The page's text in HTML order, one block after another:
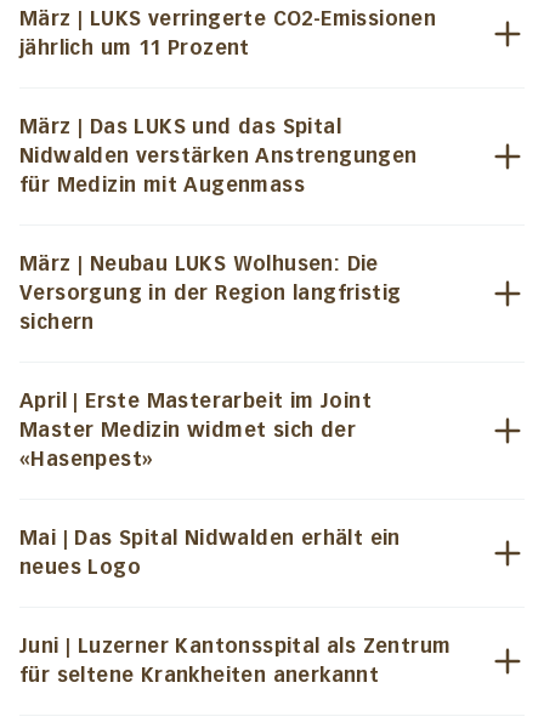
März | LUKS verringerte CO2-Emissionen
jährlich um 11 Prozent
März | Das LUKS und das Spital
Nidwalden verstärken Anstrengungen
für Medizin mit Augenmass
März | Neubau LUKS Wolhusen: Die
Versorgung in der Region langfristig
sichern
April | Erste Masterarbeit im Joint
Master Medizin widmet sich der
«Hasenpest»
Mai | Das Spital Nidwalden erhält ein
neues Logo
Juni | Luzerner Kantonsspital als Zentrum
für seltene Krankheiten anerkannt